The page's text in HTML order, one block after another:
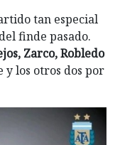
tan especial
finde pasado.
Zarco, Robledo
los otros dos por